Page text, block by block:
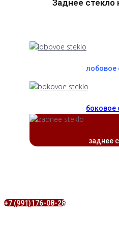
Заднее стекло
лобовое
боковое
заднее
+7 (991)176-08-28